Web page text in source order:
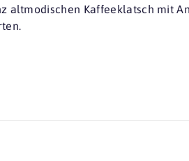
altmodischen Kaffeeklatsch mit